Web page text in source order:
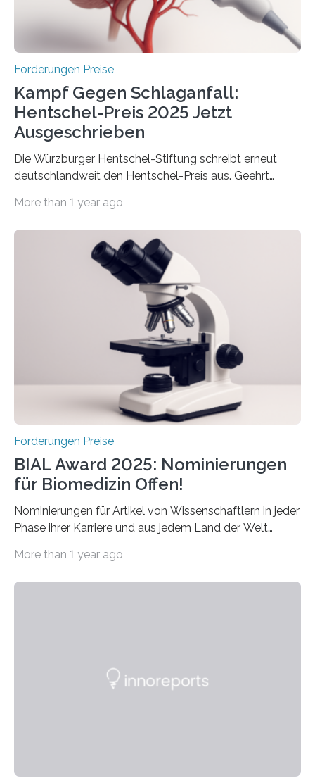
Wirtschaft und Energie eine gute Nachricht:
Überplanmäßige Verpflichtungsermächtigungen in
Förderungen Preise
Kampf Gegen Schlaganfall:
Hentschel-Preis 2025 Jetzt
Ausgeschrieben
Die Würzburger Hentschel-Stiftung schreibt erneut
deutschlandweit den Hentschel-Preis aus. Geehrt
hochrangige wissenschaftliche Publikation zum Thema
Schlaganfall“ mit Sitz in Würzburg fördert die
Schlaganfallforschung, um die Behandlung der
Betroffenen zu verbessern. Dazu schreibt sie auch in
diesem Jahr wieder deutschlandweit den Hentschel-
Preis aus. Er richtet sich gezielt an jüngere
Forscherinnen und Forscher unter 40 Jahren. Geehrt
werden soll eine herausragende Doktorarbeit oder eine
hochrangige wissenschaftliche Publikation zum Thema
More than 1 year ago
Förderungen Preise
BIAL Award 2025: Nominierungen
für Biomedizin Offen!
Nominierungen für Artikel von Wissenschaftlern in jeder
Phase ihrer Karriere und aus jedem Land der Welt
Leben gerufen, um die bemerkenswertesten
Foundation, des BIAL Award in Biomedicine ist in
More than 1 year ago